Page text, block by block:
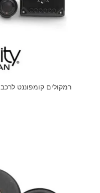
רמקולים קומפוננט לרכב Infinity Reference 6530CX 6.5